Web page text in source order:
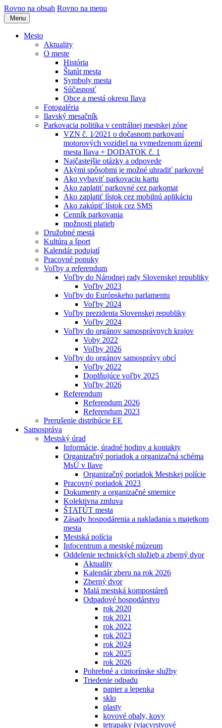
Rovno na obsah Rovno na menu
Menu
Mesto
Aktuality
O meste
História
Štatút mesta
Symboly mesta
Súčasnosť
Obce a mestá okresu Ilava
Fotogaléria
Ilavský mesačník
Parkovacia politika v centrálnej mestskej zóne
VZN č. 1⁄2021 o dočasnom parkovaní
motorových vozidiel na vymedzenom území
mesta Ilava + DODATOK č. 1
Najčastejšie otázky a odpovede
Akými spôsobmi je možné uhradiť parkovné
Ako vybaviť parkovaciu kartu
Ako zaplatiť parkovné cez parkomat
Ako zaplatiť lístok cez mobilnú aplikáciu
Ako zakúpiť lístok cez SMS
Cenník parkovania
možnosti platieb
Družobné mestá
Kultúra a šport
Kalendár podujatí
Pracovné ponuky
Voľby a referendum
Voľby do Národnej rady Slovenskej republiky
Voľby 2023
Voľby do Európskeho parlamentu
Voľby 2024
Voľby prezidenta Slovenskej republiky
Voľby 2024
Voľby do orgánov samosprávnych krajov
Voby 2022
Voľby 2026
Voľby do orgánov samosprávy obcí
Voľby 2022
Doplňujúce voľby 2025
Voľby 2026
Referendum
Referendum 2026
Referendum 2023
Prerušenie distribúcie EE
Samospráva
Mestský úrad
Informácie, úradné hodiny a kontakty
Organizačný poriadok a organizačná schéma
MsÚ v Ilave
Organizačný poriadok Mestskej polície
Pracovný poriadok 2023
Dokumenty a organizačné smernice
Kolektivna zmluva
ŠTATÚT mesta
Zásady hospodárenia a nakladania s majetkom
mesta
Mestská polícia
Infocentrum a mestské múzeum
Oddelenie technických služieb a zberný dvor
Aktuality
Kalendár zberu na rok 2026
Zberný dvor
Malá mestská kompostáreň
Odpadové hospodárstvo
rok 2020
rok 2021
rok 2022
rok 2023
rok 2024
rok 2025
rok 2026
Pohrebné a cintorínske služby
Triedenie odpadu
papier a lepenka
sklo
plasty
kovové obaly, kovy
tetrapaky (viacvrstvové